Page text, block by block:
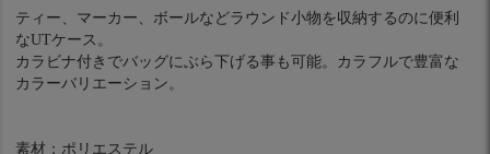
ティー、マーカー、ボールなどラウンド小物を収納するのに便利
なUTケース。
カラビナ付きでバッグにぶら下げる事も可能。カラフルで豊富な
カラーバリエーション。
素材：ポリエステル